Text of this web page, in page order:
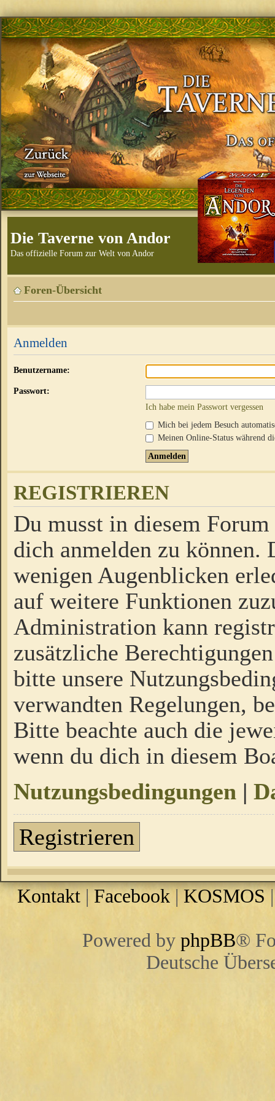
Die Taverne von Andor
Das offizielle Forum zur Welt von Andor
Foren-Übersicht
Anmelden
Benutzername:
Passwort:
Ich habe mein Passwort vergessen
Mich bei jedem Besuch
Meinen Online-Status während
REGISTRIEREN
Du musst in diesem
dich anmelden zu
wenigen Augenblicken
auf weitere Funktionen
Administration kann
zusätzliche
bitte unsere
verwandten Regelungen,
Bitte beachte auch die
wenn du dich in diesem
Nutzungsbedingungen |
Registrieren
Kontakt | Facebook |KOSMOS
Powered by phpBB®
Deutsche